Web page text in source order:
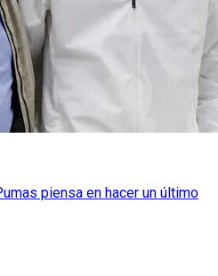
piensa en hacer un último